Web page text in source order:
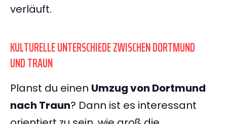
verläuft.
KULTURELLE UNTERSCHIEDE ZWISCHEN DORTMUND
UND TRAUN
Planst du einen Umzug von Dortmund
nach Traun? Dann ist es interessant